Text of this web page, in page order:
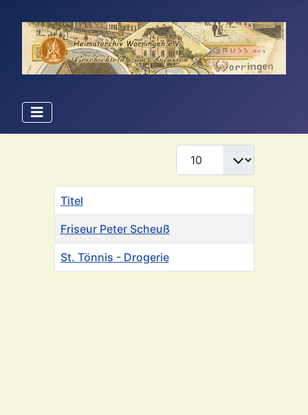
Anzeige #
Titel
Friseur Peter Scheuß
St. Tönnis - Drogerie